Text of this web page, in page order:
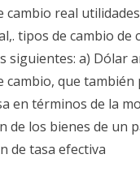
cambio real
tipos de cambio
a) Dólar
que
en términos de la
de los bienes de un
de tasa efectiva